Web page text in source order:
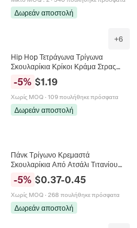
Δωρεάν αποστολή
+6
Hip Hop Τετράγωνα Τρίγωνα
Σκουλαρίκια Κρίκοι Κράμα Στρας
Γεωμετρικά Κοσμήματα Μόδας Για
Άνδρες
-5% $1.19
Χωρίς MOQ · 109 πουλήθηκε πρόσφατα
Δωρεάν αποστολή
Πάνκ Τρίγωνο Κρεμαστά
Σκουλαρίκια Από Ατσάλι Τιτανίου
Hop Μινιμαλιστικό Στυλ Για Άνδρες
Και Γυναίκες
-5% $0.37-0.45
Χωρίς MOQ · 268 πουλήθηκε πρόσφατα
Δωρεάν αποστολή